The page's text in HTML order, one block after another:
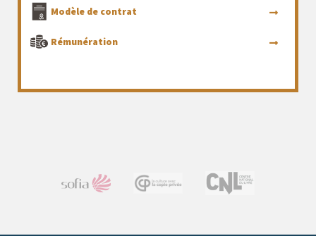
Modèle de contrat
Rémunération